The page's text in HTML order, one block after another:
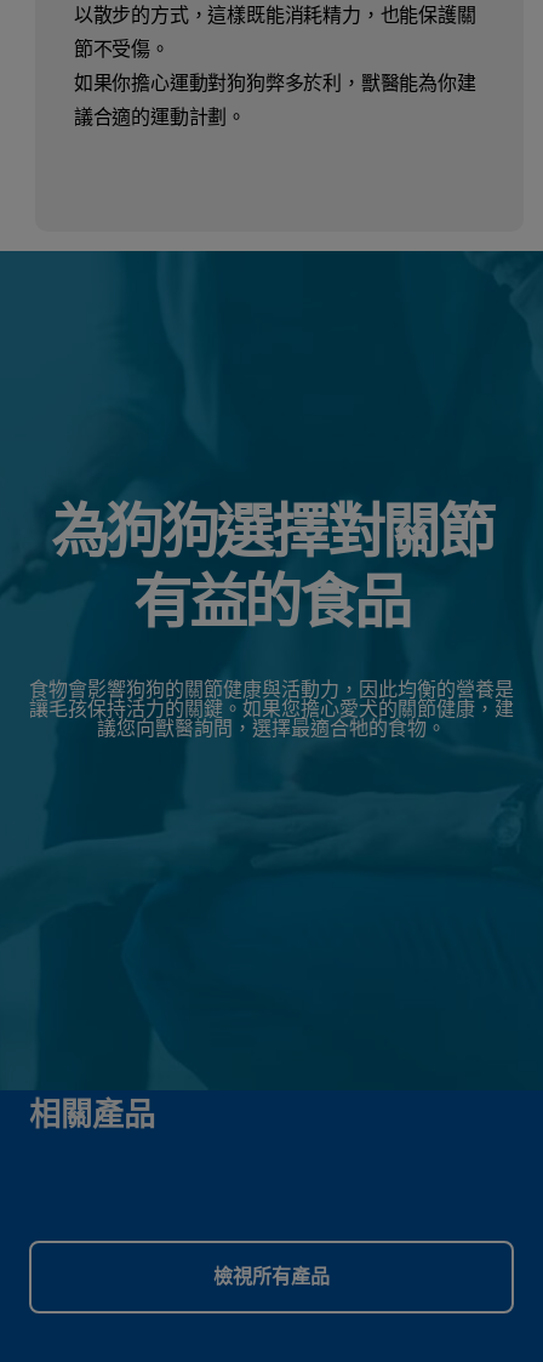
以散步的方式，這樣既能消耗精力，也能保護關
節不受傷。
如果你擔心運動對狗狗弊多於利，獸醫能為你建
議合適的運動計劃。
為狗狗選擇對關節
有益的食品
食物會影響狗狗的關節健康與活動力，因此均衡的營養是
讓毛孩保持活力的關鍵。如果您擔心愛犬的關節健康，建
議您向獸醫詢問，選擇最適合牠的食物。
相關產品
檢視所有產品